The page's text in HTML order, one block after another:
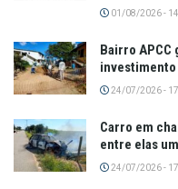
01/08/2026 -
Bairro APCC
investimento
24/07/2026 -
Carro em
entre elas
24/07/2026 -